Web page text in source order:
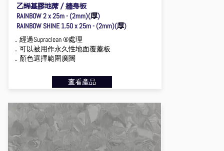
乙烯基膠地蓆／牆身板
RAINBOW 2 x 25m - (2mm)(厚)
RAINBOW SHINE 1.50 x 25m - (2mm)(厚)
．經過Supraclean ®處理
．可以被用作永久性地面覆蓋板
．顏色選擇範圍廣闊
查看產品